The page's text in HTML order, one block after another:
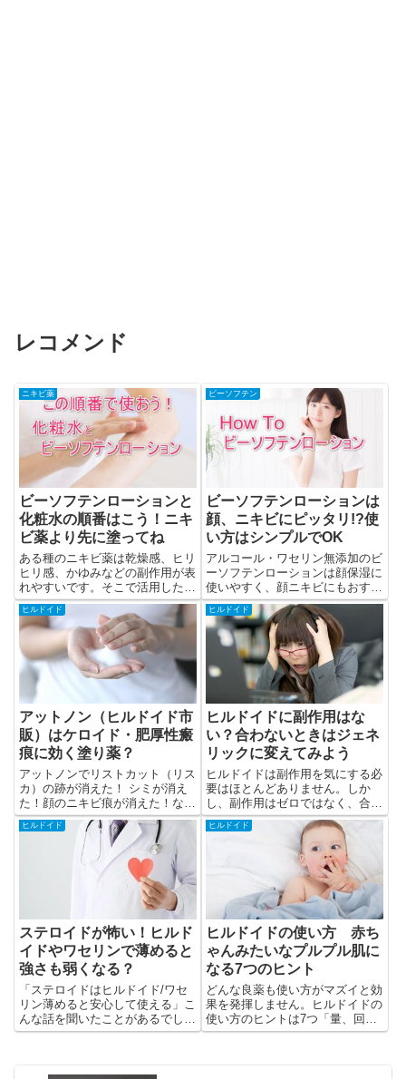
レコメンド
ニキビ薬
ビーソフテンローションと
化粧水の順番はこう！ニキ
ビ薬より先に塗ってね
ある種のニキビ薬は乾燥感、ヒリ
ヒリ感、かゆみなどの副作用が表
れやすいです。そこで活用したい
のが、化粧水やビーソフテンロー
ションなどの保湿剤です。
ビーソフテン
ビーソフテンローションは
顔、ニキビにピッタリ!?使
い方はシンプルでOK
アルコール・ワセリン無添加のビ
ーソフテンローションは顔保湿に
使いやすく、顔ニキビにもおすす
めです。こう使えば顔にうるおい
が取り戻せます。
ヒルドイド
アットノン（ヒルドイド市
販）はケロイド・肥厚性瘢
痕に効く塗り薬？
アットノンでリストカット（リス
カ）の跡が消えた！ シミが消え
た！顔のニキビ痕が消えた！な
ど。ネットではアットノンはあら
ゆる傷跡に効く万能薬のように語
られていますが、本当でしょう
ヒルドイド
ヒルドイドに副作用はな
い？合わないときはジェネ
リックに変えてみよう
ヒルドイドは副作用を気にする必
要はほとんどありません。しか
し、副作用はゼロではなく、合わ
ないとかゆみや赤みが出ることが
あります。
ヒルドイド
ステロイドが怖い！ヒルド
イドやワセリンで薄めると
強さも弱くなる？
「ステロイドはヒルドイド/ワセ
リン薄めると安心して使える」こ
んな話を聞いたことがあるでしょ
うか？医師がこう説明することが
ヒルドイド
ヒルドイドの使い方 赤ち
ゃんみたいなプルプル肌に
なる7つのヒント
どんな良薬も使い方がマズイと効
果を発揮しません。ヒルドイドの
使い方のヒントは7つ「量、回
数、タイミング、顔の塗り方、顔